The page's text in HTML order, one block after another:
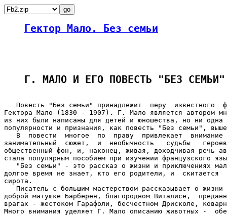
Гектор Мало. Без семьи
Г. МАЛО И ЕГО ПОВЕСТЬ "БЕЗ СЕМЬИ"